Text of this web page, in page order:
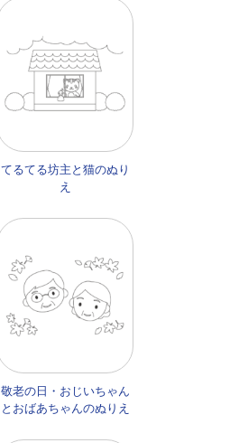
てるてる坊主と猫のぬり
え
敬老の日・おじいちゃん
とおばあちゃんのぬりえ